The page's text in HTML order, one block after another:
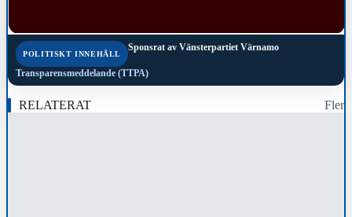
POLITISKT INNEHÅLL
Sponsrat av Vänsterpartiet Värnamo
Transparensmeddelande (TTPA)
RELATERAT Fler